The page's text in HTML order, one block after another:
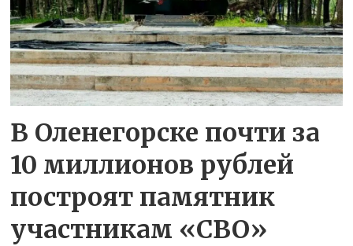
В Оленегорске почти за
10 миллионов рублей
построят памятник
участникам «СВО»